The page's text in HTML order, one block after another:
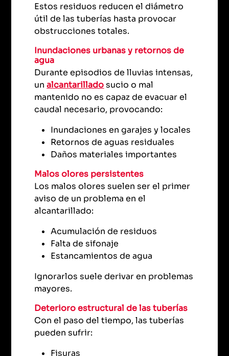
Estos residuos reducen el diámetro
útil de las tuberías hasta provocar
obstrucciones totales.
Inundaciones urbanas y retornos de
agua
Durante episodios de lluvias intensas,
unalcantarilladosucio o mal
mantenido no es capaz de evacuar el
caudal necesario, provocando:
Inundaciones en garajes y locales
Retornos de aguas residuales
Daños materiales importantes
Malos olores persistentes
Los malos olores suelen ser el primer
aviso de un problema en el
alcantarillado:
Acumulación de residuos
Falta de sifonaje
Estancamientos de agua
Ignorarlos suele derivar en problemas
mayores.
Deterioro estructural de las tuberías
Con el paso del tiempo, las tuberías
pueden sufrir:
Fisuras